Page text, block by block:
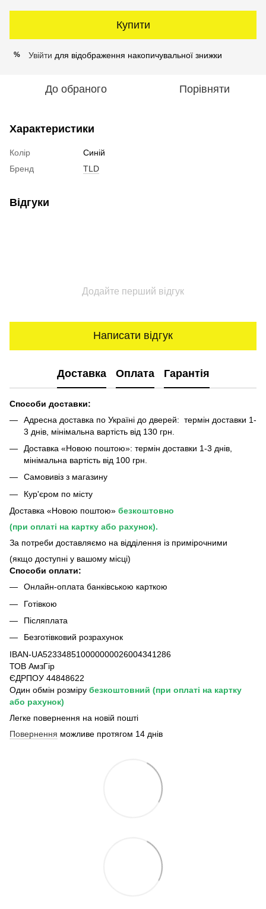
Купити
% Увійти для відображення накопичувальної знижки
До обраного Порівняти
Характеристики
Колір
Синій
Бренд
TLD
Відгуки
Додайте перший відгук
Написати відгук
Доставка Оплата Гарантія
Способи доставки:
Адресна доставка по Україні до дверей: термін доставки 1-
3 днів, мінімальна вартість від 130 грн.
Доставка «Новою поштою»: термін доставки 1-3 днів,
мінімальна вартість від 100 грн.
Самовивіз з магазину
Кур'єром по місту
Доставка «Новою поштою» безкоштовно
(при оплаті на картку або рахунок).
За потреби доставляємо на відділення із примірочними
(якщо доступні у вашому місці)
Способи оплати:
Онлайн-оплата банківською карткою
Готівкою
Післяплата
Безготівковий розрахунок
IBAN-UA523348510000000026004341286
ТОВ АмзГір
ЄДРПОУ 44848622
Один обмін розміру безкоштовний (при оплаті на картку
або рахунок)
Легке повернення на новій пошті
Повернення можливе протягом 14 днів